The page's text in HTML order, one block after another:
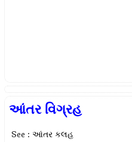
આંતર વિગ્રહ
See : આંતર કલહ